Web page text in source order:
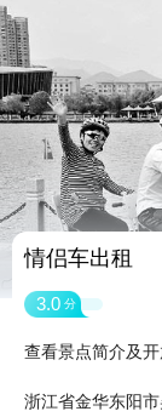
情侣车出租
3.0 分
查看景点简介及
浙江省金华东阳
